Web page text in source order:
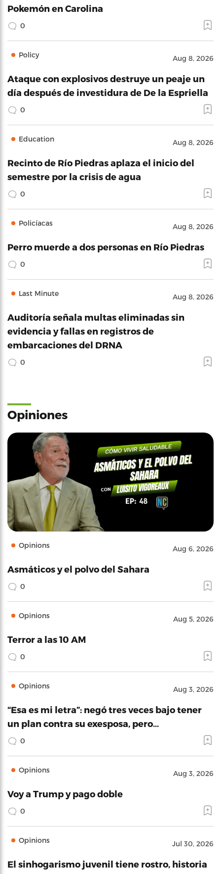
Pokemón en Carolina
0
Policy Aug 8, 2026
Ataque con explosivos destruye un peaje un
día después de investidura de De la Espriella
0
Education Aug 8, 2026
Recinto de Río Piedras aplaza el inicio del
semestre por la crisis de agua
0
Policíacas Aug 8, 2026
Perro muerde a dos personas en Río Piedras
0
Last Minute Aug 8, 2026
Auditoría señala multas eliminadas sin
evidencia y fallas en registros de
embarcaciones del DRNA
0
Opiniones
Opinions Aug 6, 2026
Asmáticos y el polvo del Sahara
0
Opinions Aug 5, 2026
Terror a las 10 AM
0
Opinions Aug 3, 2026
“Esa es mi letra”: negó tres veces bajo tener
un plan contra su exesposa, pero…
0
Opinions Aug 3, 2026
Voy a Trump y pago doble
0
Opinions Jul 30, 2026
El sinhogarismo juvenil tiene rostro, historia